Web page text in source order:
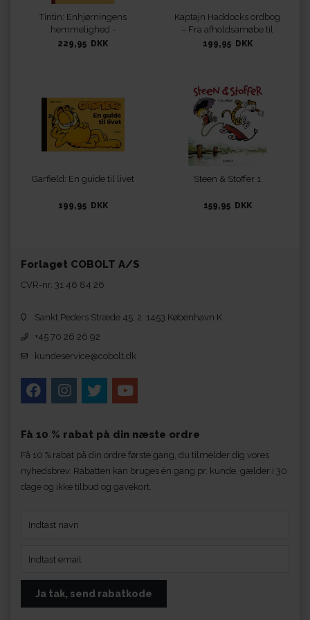
Tintin: Enhjørningens
hemmelighed -
retroudgave
229,95 DKK
Kaptajn Haddocks ordbog
– Fra afholdsamøbe til
åndsbolle
199,95 DKK
Garfield: En guide til livet
199,95 DKK
Steen & Stoffer 1
159,95 DKK
Forlaget COBOLT A/S
CVR-nr. 31 46 84 26
Sankt Peders Stræde 45, 2. 1453 København K
+45 70 26 26 92
kundeservice@cobolt.dk
Få 10 % rabat på din næste ordre
Få 10 % rabat på din ordre første gang, du tilmelder dig vores
nyhedsbrev. Rabatten kan bruges én gang pr. kunde, gælder i 30
dage og ikke tilbud og gavekort.